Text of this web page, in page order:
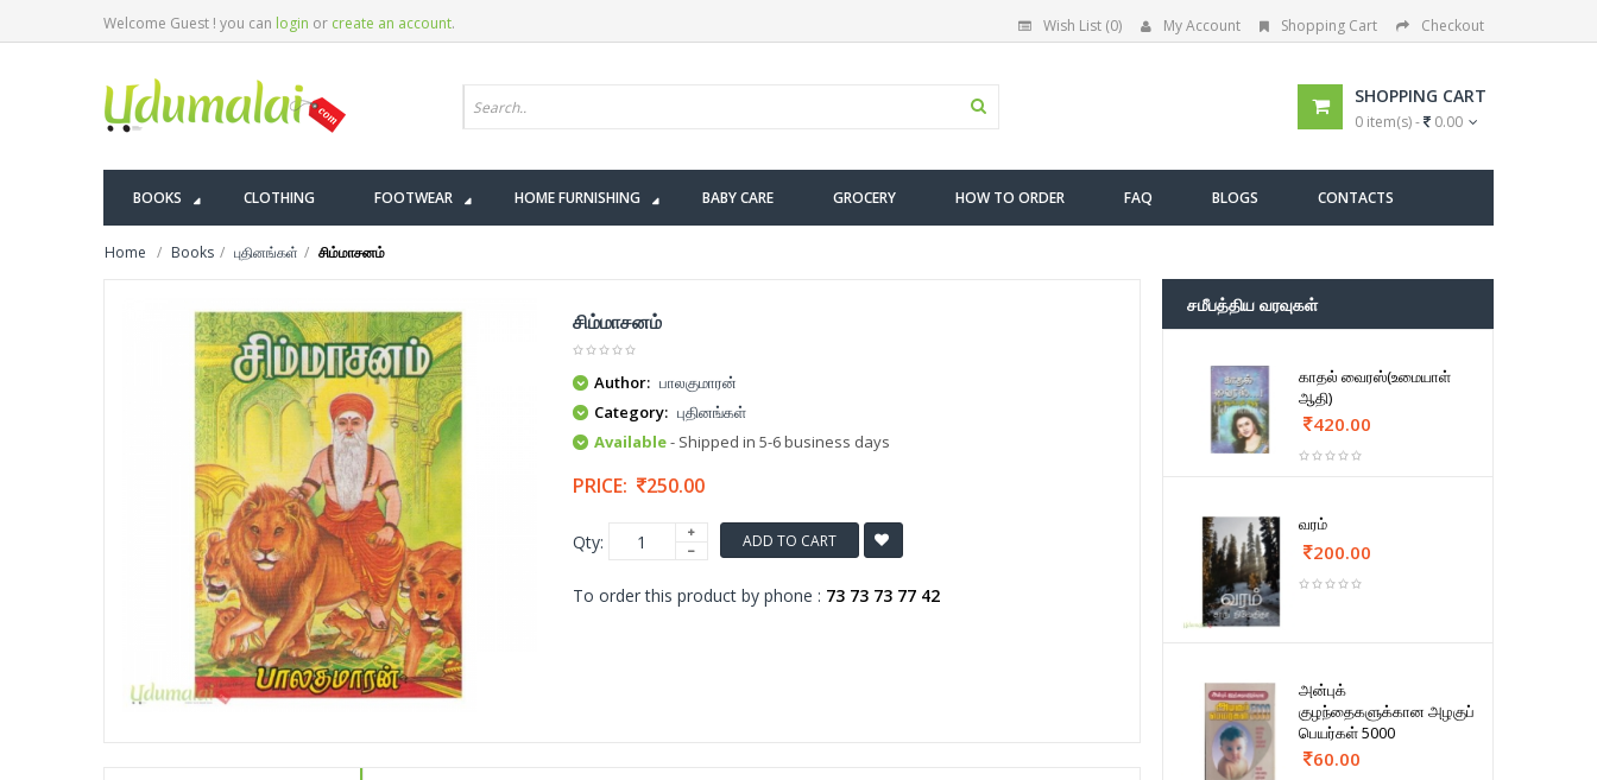
Welcome Guest ! you can login or create an account. Wish List (0) My Account Shopping Cart Checkout
SHOPPING CART
0 item(s) - 0.00
BOOKS CLOTHING FOOTWEAR HOME FURNISHING BABY CARE GROCERY HOW TO ORDER FAQ BLOGS CONTACTS
Home Books புதினங்கள் சிம்மாசனம்
சிம்மாசனம்
Author: பாலகுமாரன்
Category: புதினங்கள்
Available- Shipped in 5-6 business days
PRICE: 250.00
Qty: ADD TO CART
To order this product by phone : 73 73 73 77 42
சமீபத்திய வரவுகள்
காதல் வைரஸ்(உமையாள்
ஆதி)
420.00
வரம்
200.00
அன்புக்
குழந்தைகளுக்கான அழகுப்
பெயர்கள் 5000
60.00